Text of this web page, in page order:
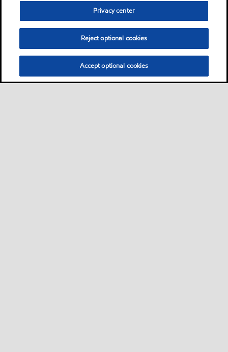
Privacy center
Reject optional cookies
Accept optional cookies